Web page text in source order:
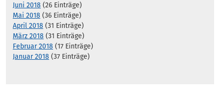
Juni 2018 (26 Einträge)
Mai 2018 (36 Einträge)
April 2018 (31 Einträge)
März 2018 (31 Einträge)
Februar 2018 (17 Einträge)
Januar 2018 (37 Einträge)